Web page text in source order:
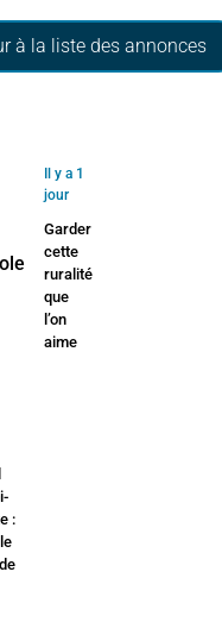
à la liste des annonces
Il y a 1
jour
Garder
cette
ruralité
que
l’on
aime
: